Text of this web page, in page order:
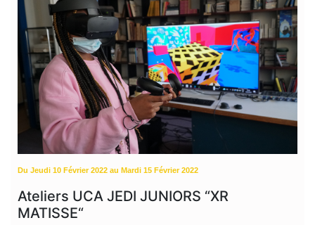
Du Jeudi 10 Février 2022 au Mardi 15 Février 2022
Ateliers UCA JEDI JUNIORS “XR
MATISSE“